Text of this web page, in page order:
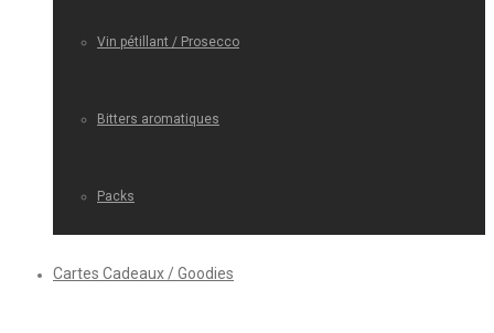
Vin pétillant / Prosecco
Bitters aromatiques
Packs
Cartes Cadeaux / Goodies